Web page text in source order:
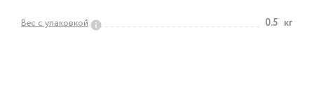
Вес с упаковкой 0.5 кг